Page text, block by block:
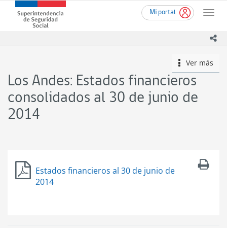
contenido
Mi portal
Toggle
Superintendencia
de
Gobierno
de
Chile
icono
Ver más
Los Andes: Estados financieros
consolidados al 30 de junio de
2014
Estados financieros al 30 de junio de
2014